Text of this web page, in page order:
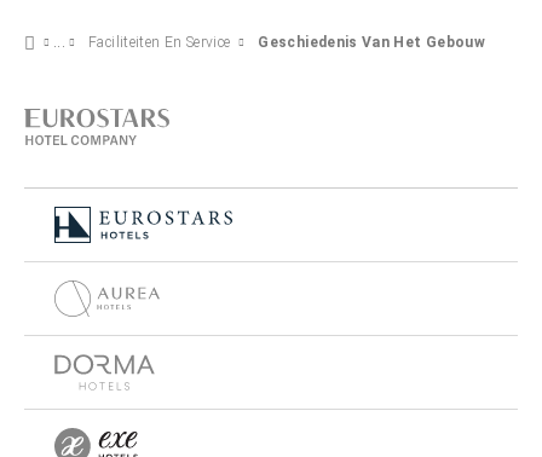
Faciliteiten En Service Geschiedenis Van Het Gebouw